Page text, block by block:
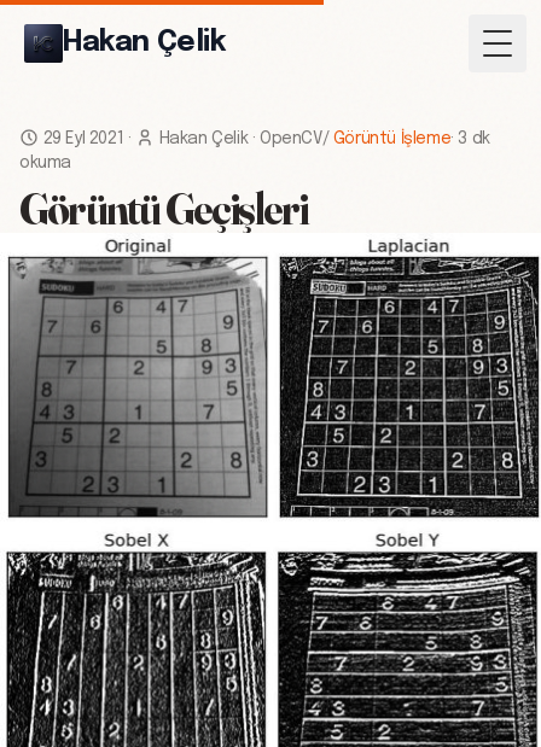
Hakan Çelik
29 Eyl 2021 · Hakan Çelik·OpenCV/ Görüntü İşleme· 3 dk
okuma
Görüntü Geçişleri